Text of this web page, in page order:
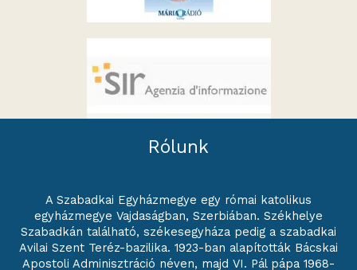
Rólunk
A Szabadkai Egyházmegye egy római katolikus
egyházmegye Vajdaságban, Szerbiában. Székhelye
Szabadkán található, székesegyháza pedig a szabadkai
Avilai Szent Teréz-bazilika. 1923-ban alapították Bácskai
Apostoli Adminisztráció néven, majd VI. Pál pápa 1968-